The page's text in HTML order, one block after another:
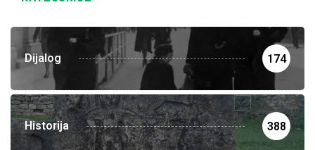
Dijalog 174
Historija 388